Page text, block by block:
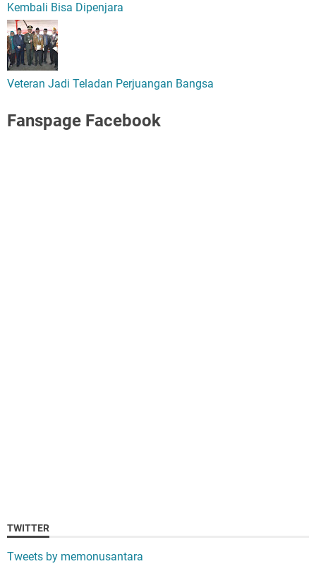
Kembali Bisa Dipenjara
Veteran Jadi Teladan Perjuangan Bangsa
Fanspage Facebook
TWITTER
Tweets by memonusantara